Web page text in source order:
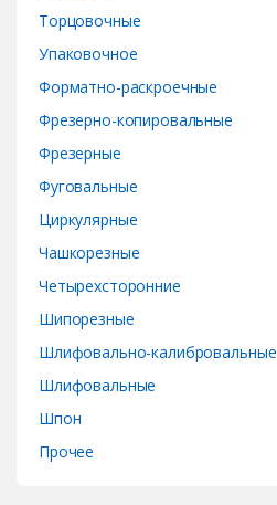
Торцовочные
Упаковочное
Форматно-раскроечные
Фрезерно-копировальные
Фрезерные
Фуговальные
Циркулярные
Чашкорезные
Четырехсторонние
Шипорезные
Шлифовально-калибровальные
Шлифовальные
Шпон
Прочее